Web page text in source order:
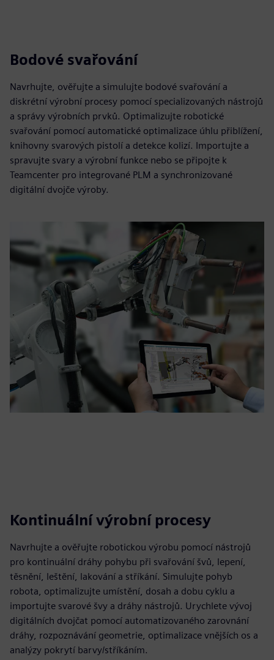
Bodové svařování
Navrhujte, ověřujte a simulujte bodové svařování a
diskrétní výrobní procesy pomocí specializovaných nástrojů
a správy výrobních prvků. Optimalizujte robotické
svařování pomocí automatické optimalizace úhlu přiblížení,
knihovny svarových pistolí a detekce kolizí. Importujte a
spravujte svary a výrobní funkce nebo se připojte k
Teamcenter pro integrované PLM a synchronizované
digitální dvojče výroby.
Kontinuální výrobní procesy
Navrhujte a ověřujte robotickou výrobu pomocí nástrojů
pro kontinuální dráhy pohybu při svařování švů, lepení,
těsnění, leštění, lakování a stříkání. Simulujte pohyb
robota, optimalizujte umístění, dosah a dobu cyklu a
importujte svarové švy a dráhy nástrojů. Urychlete vývoj
digitálních dvojčat pomocí automatizovaného zarovnání
dráhy, rozpoznávání geometrie, optimalizace vnějších os a
analýzy pokrytí barvy/stříkáním.